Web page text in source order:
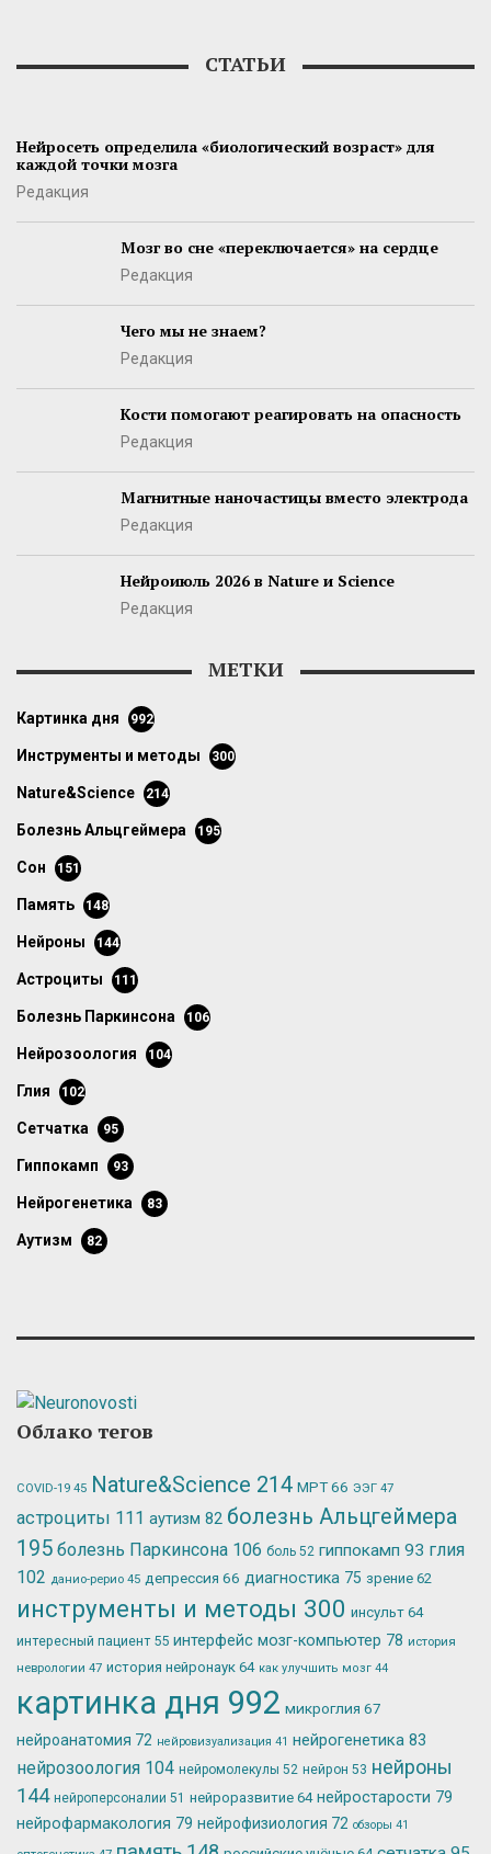
СТАТЬИ
Нейросеть определила «биологический возраст» для
каждой точки мозга
Редакция
Мозг во сне «переключается» на сердце
Редакция
Чего мы не знаем?
Редакция
Кости помогают реагировать на опасность
Редакция
Магнитные наночастицы вместо электрода
Редакция
Нейроиюль 2026 в Nature и Science
Редакция
МЕТКИ
картинка дня 992
инструменты и методы 300
Nature&Science 214
болезнь Альцгеймера 195
сон 151
память 148
нейроны 144
астроциты 111
болезнь Паркинсона 106
нейрозоология 104
глия 102
сетчатка 95
гиппокамп 93
нейрогенетика 83
аутизм 82
Облако тегов
COVID-19 45 Nature&Science 214 МРТ66 ЭЭГ 47
астроциты 111 аутизм 82 болезнь Альцгеймера
195 болезнь Паркинсона 106 боль 52 гиппокамп 93 глия
102 данио-рерио 45 депрессия 66 диагностика 75 зрение 62
инструменты и методы 300 инсульт 64
интересный пациент 55 интерфейс мозг-компьютер 78 история
неврологии 47 история нейронаук 64 как улучшить мозг 44
картинка дня 992 микроглия 67
нейроанатомия 72 нейровизуализация 41 нейрогенетика 83
нейрозоология 104 нейромолекулы 52 нейрон 53 нейроны
144 нейроперсоналии 51 нейроразвитие 64 нейростарости 79
нейрофармакология 79 нейрофизиология 72 обзоры 41